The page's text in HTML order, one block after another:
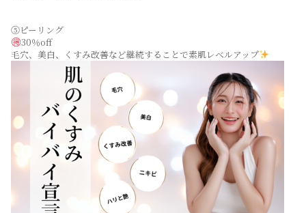
⑤ピーリング
30％off
毛穴、美白、くすみ改善など継続することで素肌レベルアップ